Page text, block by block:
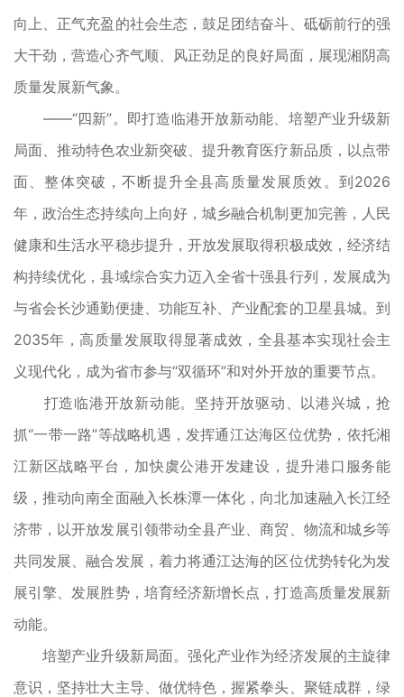
向上、正气充盈的社会生态，鼓足团结奋斗、砥砺前行的强
大干劲，营造心齐气顺、风正劲足的良好局面，展现湘阴高
质量发展新气象。
——“四新”。即打造临港开放新动能、培塑产业升级新
局面、推动特色农业新突破、提升教育医疗新品质，以点带
面、整体突破，不断提升全县高质量发展质效。到2026
年，政治生态持续向上向好，城乡融合机制更加完善，人民
健康和生活水平稳步提升，开放发展取得积极成效，经济结
构持续优化，县域综合实力迈入全省十强县行列，发展成为
与省会长沙通勤便捷、功能互补、产业配套的卫星县城。到
2035年，高质量发展取得显著成效，全县基本实现社会主
义现代化，成为省市参与“双循环”和对外开放的重要节点。
打造临港开放新动能。坚持开放驱动、以港兴城，抢
抓“一带一路”等战略机遇，发挥通江达海区位优势，依托湘
江新区战略平台，加快虞公港开发建设，提升港口服务能
级，推动向南全面融入长株潭一体化，向北加速融入长江经
济带，以开放发展引领带动全县产业、商贸、物流和城乡等
共同发展、融合发展，着力将通江达海的区位优势转化为发
展引擎、发展胜势，培育经济新增长点，打造高质量发展新
动能。
培塑产业升级新局面。强化产业作为经济发展的主旋律
意识，坚持壮大主导、做优特色，握紧拳头、聚链成群，绿